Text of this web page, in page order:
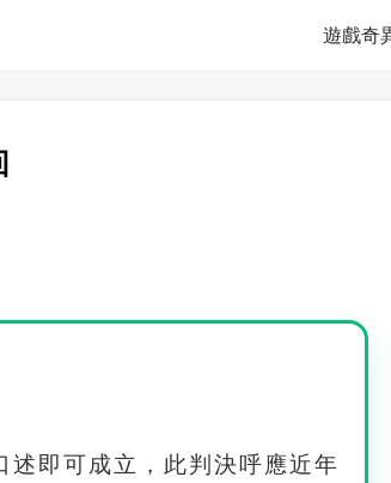
遊戲奇
即可成立，此判決呼應近年